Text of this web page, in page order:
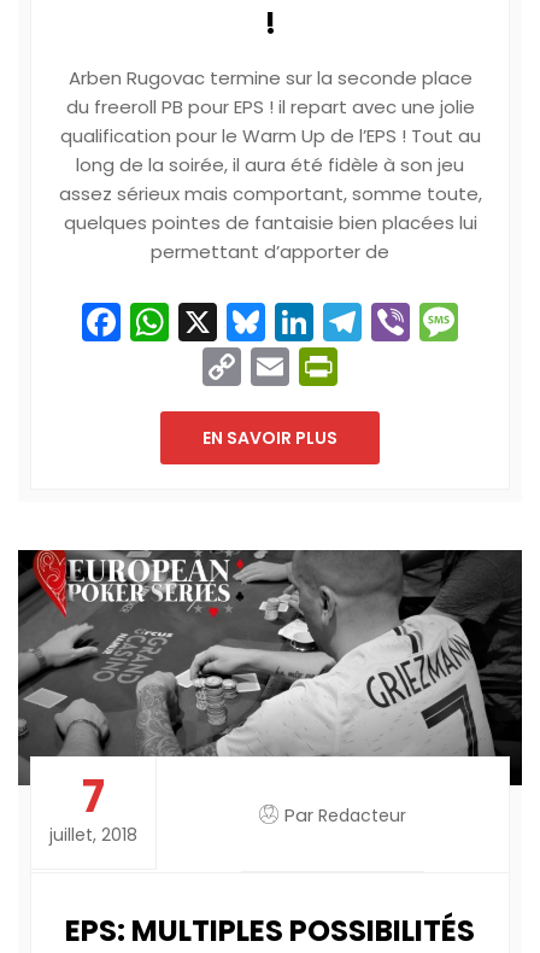
!
Arben Rugovac termine sur la seconde place
du freeroll PB pour EPS ! il repart avec une jolie
qualification pour le Warm Up de l’EPS ! Tout au
long de la soirée, il aura été fidèle à son jeu
assez sérieux mais comportant, somme toute,
quelques pointes de fantaisie bien placées lui
permettant d’apporter de
Facebook
WhatsApp
X Bluesky
LinkedIn
Telegram
Viber
Copy
Link
Email
EN SAVOIR PLUS
7
juillet, 2018
Par Redacteur
EPS: MULTIPLES POSSIBILITÉS